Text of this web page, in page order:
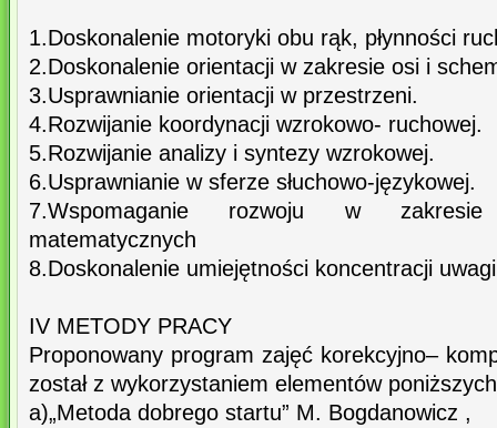
1.Doskonalenie motoryki obu rąk, płynności
2.Doskonalenie orientacji w zakresie osi i
3.Usprawnianie orientacji w przestrzeni.
4.Rozwijanie koordynacji wzrokowo- ruchowej.
5.Rozwijanie analizy i syntezy wzrokowej.
6.Usprawnianie w sferze słuchowo-językowej.
7.Wspomaganie rozwoju w zakresie
matematycznych
8.Doskonalenie umiejętności koncentracji
IV METODY PRACY
Proponowany program zajęć korekcyjno–
został z wykorzystaniem elementów
a)„Metoda dobrego startu” M. Bogdanowicz ,